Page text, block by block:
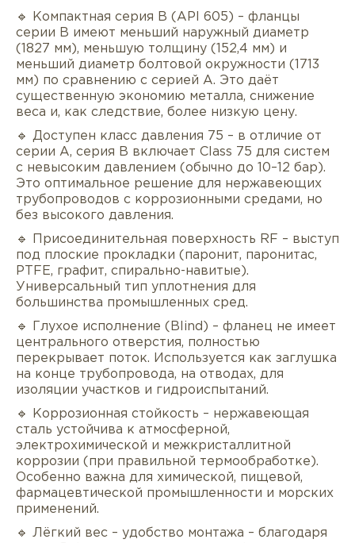
🔹 Компактная серия B (API 605) – фланцы
серии B имеют меньший наружный диаметр
(1827 мм), меньшую толщину (152,4 мм) и
меньший диаметр болтовой окружности (1713
мм) по сравнению с серией A. Это даёт
существенную экономию металла, снижение
веса и, как следствие, более низкую цену.
🔹 Доступен класс давления 75 – в отличие от
серии A, серия B включает Class 75 для систем
с невысоким давлением (обычно до 10–12 бар).
Это оптимальное решение для нержавеющих
трубопроводов с коррозионными средами, но
без высокого давления.
🔹 Присоединительная поверхность RF – выступ
под плоские прокладки (паронит, паронитас,
PTFE, графит, спирально-навитые).
Универсальный тип уплотнения для
большинства промышленных сред.
🔹 Глухое исполнение (Blind) – фланец не имеет
центрального отверстия, полностью
перекрывает поток. Используется как заглушка
на конце трубопровода, на отводах, для
изоляции участков и гидроиспытаний.
🔹 Коррозионная стойкость – нержавеющая
сталь устойчива к атмосферной,
электрохимической и межкристаллитной
коррозии (при правильной термообработке).
Особенно важна для химической, пищевой,
фармацевтической промышленности и морских
применений.
🔹 Лёгкий вес – удобство монтажа – благодаря